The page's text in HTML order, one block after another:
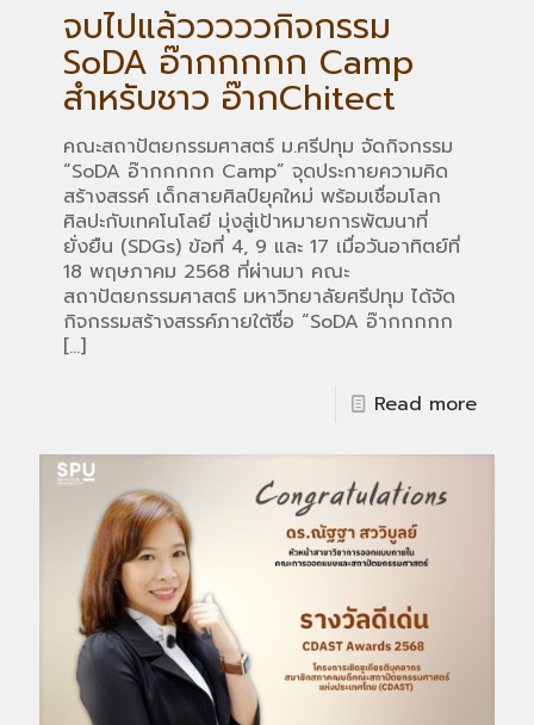
จบไปแล้วววววกิจกรรม
SoDA อ๊ากกกกก Camp
สำหรับชาว อ๊ากChitect
คณะสถาปัตยกรรมศาสตร์ ม.ศรีปทุม จัดกิจกรรม
“SoDA อ๊ากกกกก Camp” จุดประกายความคิด
สร้างสรรค์ เด็กสายศิลป์ยุคใหม่ พร้อมเชื่อมโลก
ศิลปะกับเทคโนโลยี มุ่งสู่เป้าหมายการพัฒนาที่
ยั่งยืน (SDGs) ข้อที่ 4, 9 และ 17 เมื่อวันอาทิตย์ที่
18 พฤษภาคม 2568 ที่ผ่านมา คณะ
สถาปัตยกรรมศาสตร์ มหาวิทยาลัยศรีปทุม ได้จัด
กิจกรรมสร้างสรรค์ภายใต้ชื่อ “SoDA อ๊ากกกกก
[…]
Read more